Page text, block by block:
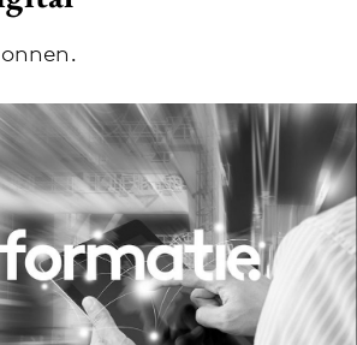
nieuws via de Adformatie
Nieuws app